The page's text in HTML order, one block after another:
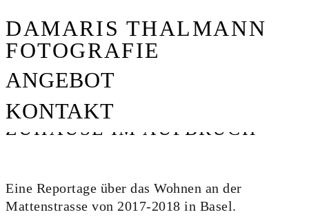
DAMARIS THALMANN
FOTOGRAFIE
ANGEBOT
KONTAKT
E-MAIL
WALLSTRASSE 12
CH-4051 BASEL
ZUHAUSE IM AUFBRUCH
Eine Reportage über das Wohnen an der
Mattenstrasse von 2017-2018 in Basel.